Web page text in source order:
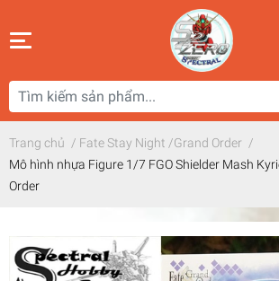
Trang chủ / Fate Stay Night /Grand Order /
Mô hình nhựa Figure 1/7 FGO Shielder Mash
Order